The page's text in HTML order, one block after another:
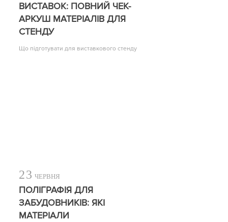
ВИСТАВОК: ПОВНИЙ ЧЕК-
АРКУШ МАТЕРІАЛІВ ДЛЯ
СТЕНДУ
Що підготувати для виставкового стенду
23 ЧЕРВНЯ
ПОЛІГРАФІЯ ДЛЯ
ЗАБУДОВНИКІВ: ЯКІ
МАТЕРІАЛИ